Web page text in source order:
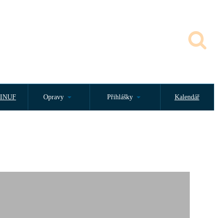
INUF Opravy Přihlášky Kalendář